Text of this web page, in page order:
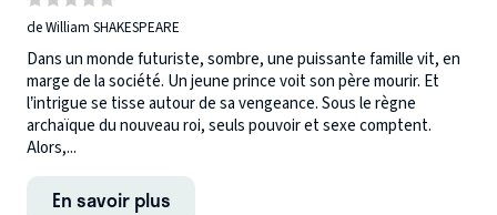
de William SHAKESPEARE
Dans un monde futuriste, sombre, une puissante famille vit, en
marge de la société. Un jeune prince voit son père mourir. Et
l’intrigue se tisse autour de sa vengeance. Sous le règne
archaïque du nouveau roi, seuls pouvoir et sexe comptent.
Alors,...
En savoir plus